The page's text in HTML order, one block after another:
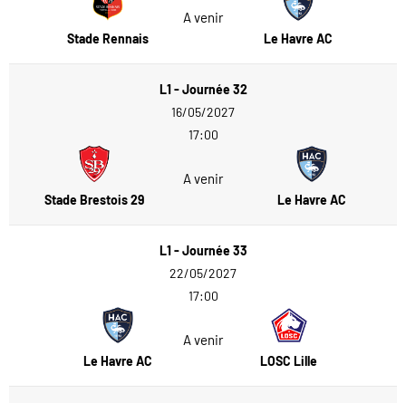
Stade Rennais
A venir
Le Havre AC
L1 - Journée 32
16/05/2027
17:00
Stade Brestois 29
A venir
Le Havre AC
L1 - Journée 33
22/05/2027
17:00
Le Havre AC
A venir
LOSC Lille